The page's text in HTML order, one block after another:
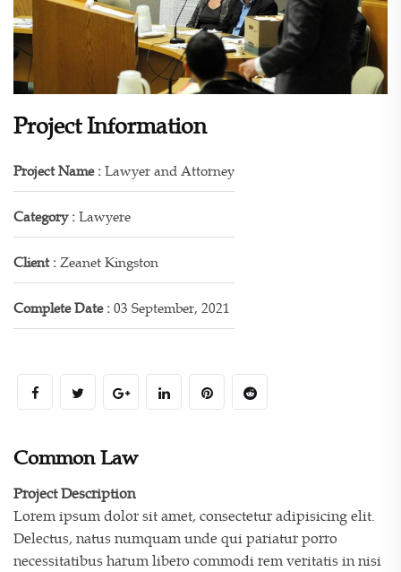
Project Information
Project Name :Lawyer and Attorney
Category :Lawyere
Client :Zeanet Kingston
Complete Date :03 September, 2021
Common Law
Project Description
Lorem ipsum dolor sit amet, consectetur adipisicing elit.
Delectus, natus numquam unde qui pariatur porro
necessitatibus harum libero commodi rem veritatis in nisi